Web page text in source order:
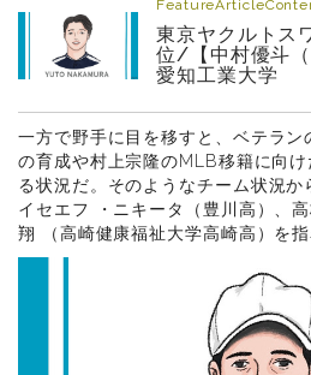
東京ヤクルトス
位/【中村優斗（
愛知工業大学
一方で野手に目を移すと、ベテラ
の育成や村上宗隆のMLB移籍に向
る状況だ。そのようなチーム状況
イセエフ ・ニキータ（豊川高）、
翔 （高崎健康福祉大学高崎高）を指